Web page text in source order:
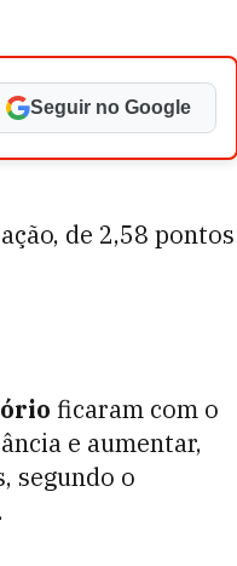
Seguir no Google
de 2,58 pontos
ficaram com o
e aumentar,
segundo o